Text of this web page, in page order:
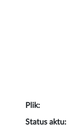
Plik:
Status aktu: